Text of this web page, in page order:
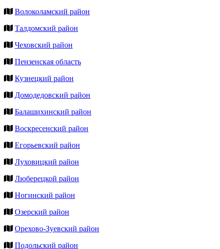
Волоколамский район
Талдомский район
Чеховский район
Пензенская область
Кузнецкий район
Домодедовский район
Балашихинский район
Воскресенский район
Егорьевский район
Луховицкий район
Люберецкой район
Ногинский район
Озерский район
Орехово-Зуевский район
Подольский район